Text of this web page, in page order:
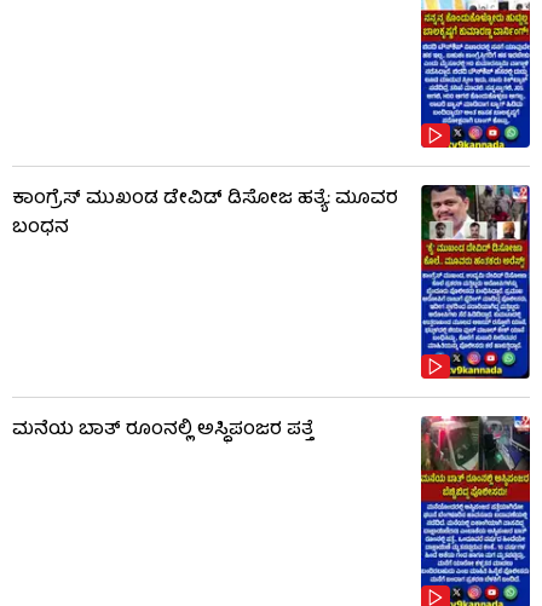
ಕಾಂಗ್ರೆಸ್ ಮುಖಂಡ ಡೇವಿಡ್ ಡಿಸೋಜ ಹತ್ಯೆ: ಮೂವರ
ಬಂಧನ
ಮನೆಯ ಬಾತ್ ರೂಂನಲ್ಲಿ ಅಸ್ಥಿಪಂಜರ ಪತ್ತೆ